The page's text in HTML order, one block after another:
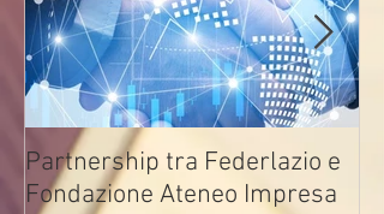
Partnership tra Federlazio e
Fondazione Ateneo Impresa